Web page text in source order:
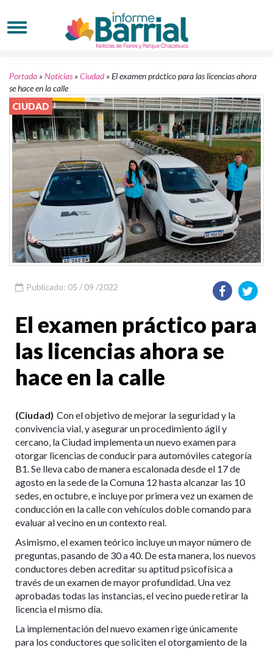
Portada »Noticias »Ciudad»El examen práctico para las licencias ahora
se hace en la calle
CIUDAD
Publicado: 05 / 09 /2022
El examen práctico para
las licencias ahora se
hace en la calle
(Ciudad) Con el objetivo de mejorar la seguridad y la
convivencia vial, y asegurar un procedimiento ágil y
cercano, la Ciudad implementa un nuevo examen para
otorgar licencias de conducir para automóviles categoría
B1. Se lleva cabo de manera escalonada desde el 17 de
agosto en la sede de la Comuna 12 hasta alcanzar las 10
sedes, en octubre, e incluye por primera vez un examen de
conducción en la calle con vehículos doble comando para
evaluar al vecino en un contexto real.
Asimismo, el examen teórico incluye un mayor número de
preguntas, pasando de 30 a 40. De esta manera, los nuevos
conductores deben acreditar su aptitud psicofísica a
través de un examen de mayor profundidad. Una vez
aprobadas todas las instancias, el vecino puede retirar la
licencia el mismo día.
La implementación del nuevo examen rige únicamente
para los conductores que soliciten el otorgamiento de la